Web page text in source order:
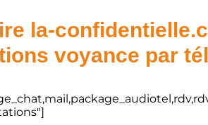
la-
voyance par